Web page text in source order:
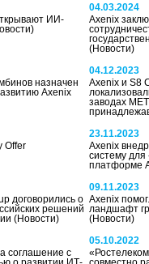
ИИ-
04.03.2024
Axenix
(Новости)
назначен
Axenix
04.12.2023
Axenix и S8
заводах
Offer
23.11.2023
Axenix
систему
платформе
договорились о
решений
(Новости)
09.11.2023
Axenix
ландшафт
(Новости)
соглашение с
05.10.2022